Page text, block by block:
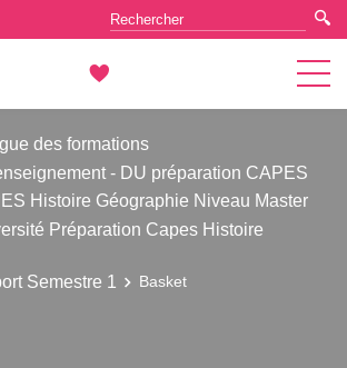
des formations
- DU préparation CAPES
Histoire Géographie Niveau Master
Préparation Capes Histoire
Semestre 1 Basket